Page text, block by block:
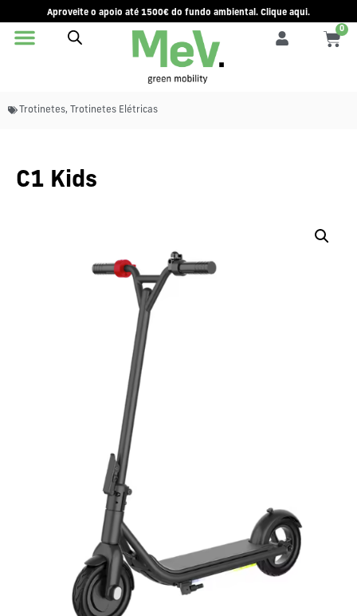
Aproveite o apoio até 1500€ do fundo ambiental. Clique aqui.
0
Trotinetes, Trotinetes Elétricas
C1 Kids